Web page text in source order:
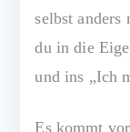
selbst anders
du in die
und ins „Ich
Es kommt